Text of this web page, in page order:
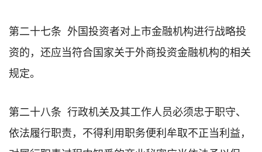
第二十七条 外国投资者对上市金融机构进行战略投
资的，还应当符合国家关于外商投资金融机构的相关
规定。
第二十八条 行政机关及其工作人员必须忠于职守、
依法履行职责，不得利用职务便利牟取不正当利益，